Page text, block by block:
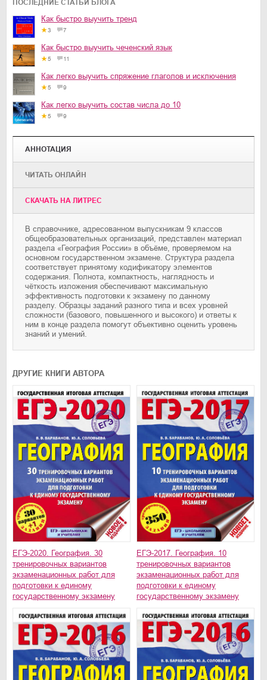
ПОСЛЕДНИЕ СТАТЬИ БЛОГА
Как быстро выучить тренд
3 7
Как быстро выучить чеченский язык
5 11
Как легко выучить спряжение глаголов и исключения
5 9
Как легко выучить состав числа до 10
5 9
АННОТАЦИЯ
ЧИТАТЬ ОНЛАЙН
CКАЧАТЬ НА ЛИТРЕС
В справочнике, адресованном выпускникам 9 классов
общеобразовательных организаций, представлен материал
раздела «География России» в объёме, проверяемом на
основном государственном экзамене. Структура раздела
соответствует принятому кодификатору элементов
содержания. Полнота, компактность, наглядность и
чёткость изложения обеспечивают максимальную
эффективность подготовки к экзамену по данному
разделу. Образцы заданий разного типа и всех уровней
сложности (базового, повышенного и высокого) и ответы к
ним в конце раздела помогут объективно оценить уровень
знаний и умений.
ДРУГИЕ КНИГИ АВТОРА
ЕГЭ-2020. География. 30
тренировочных вариантов
экзаменационных работ для
подготовки к единому
государственному экзамену
ЕГЭ-2017. География. 10
тренировочных вариантов
экзаменационных работ для
подготовки к единому
государственному экзамену